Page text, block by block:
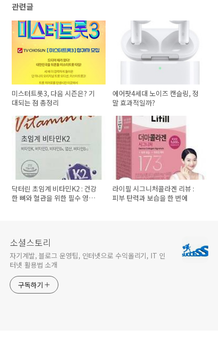
관련글
미스터트롯3, 다음 시즌은? 기
대되는 점 총정리
에어팟4세대 노이즈 캔슬링, 정
말 효과적일까?
닥터린 초임계 비타민K2 : 건강
한 뼈와 혈관을 위한 필수 영양
라이필 시그니처콜라겐 리뷰 :
피부 탄력과 보습을 한 번에
소셜스토리
자기계발, 블로그 운영팁, 인터넷으로 수익올리기, IT 인
터넷 활용법 소개
구독하기